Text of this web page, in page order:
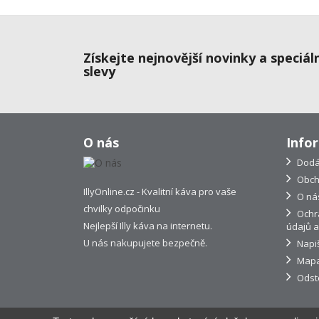
Získejte nejnovější novinky a
slevy
O nás
IllyOnline.cz - Kvalitní káva pro vaše
chvilky odpočinku
Nejlepší Illy káva na internetu.
U nás nakupujete bezpečně.
O
údajů